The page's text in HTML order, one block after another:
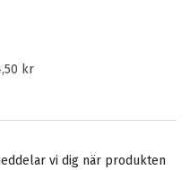
kr
vi dig när produkten